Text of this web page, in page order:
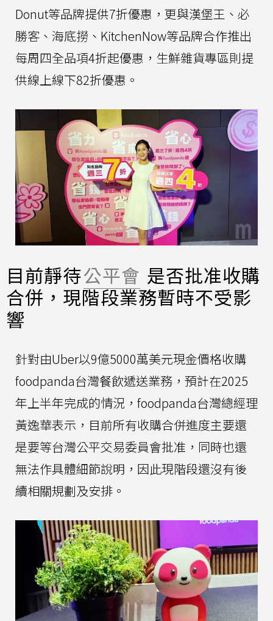
Donut等品牌提供7折優惠，更與漢堡王、必
勝客、海底撈、KitchenNow等品牌合作推出
每周四全品項4折起優惠，生鮮雜貨專區則提
供線上線下82折優惠。
目前靜待公平會 是否批准收購
合併，現階段業務暫時不受影
響
針對由Uber以9億5000萬美元現金價格收購
foodpanda台灣餐飲遞送業務，預計在2025
年上半年完成的情況，foodpanda台灣總經理
黃逸華表示，目前所有收購合併進度主要還
是要等台灣公平交易委員會批准，同時也還
無法作具體細節說明，因此現階段還沒有後
續相關規劃及安排。